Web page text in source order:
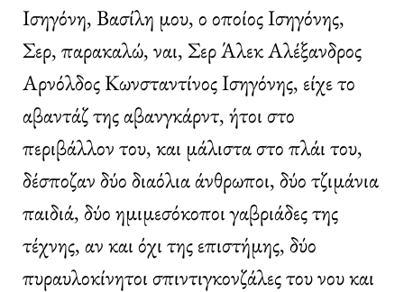
Ισηγόνη, Βασίλη μου, ο οποίος Ισηγόνης,
Σερ, παρακαλώ, ναι, Σερ Άλεκ Αλέξανδρος
Αρνόλδος Κωνσταντίνος Ισηγόνης, είχε το
αβαντάζ της αβανγκάρντ, ήτοι στο
περιβάλλον του, και μάλιστα στο πλάι του,
δέσποζαν δύο διαόλια άνθρωποι, δύο τζιμάνια
παιδιά, δύο ημιμεσόκοποι γαβριάδες της
τέχνης, αν και όχι της επιστήμης, δύο
πυραυλοκίνητοι σπιντιγκονζάλες του νου και